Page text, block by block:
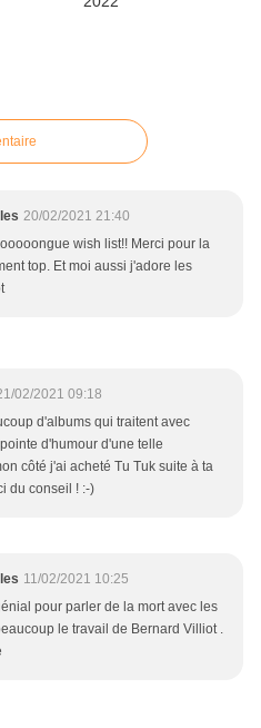
20/02/2021 21:40
wish list!! Merci pour la
top. Et moi aussi j'adore les
02/2021 09:18
d'albums qui traitent avec
d'humour d'une telle
côté j'ai acheté Tu Tuk suite à ta
du conseil ! :-)
11/02/2021 10:25
pour parler de la mort avec les
le travail de Bernard Villiot .